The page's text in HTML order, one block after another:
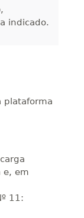
1.883,61
2.082,12
indicado.
plataforma
e, em
11: